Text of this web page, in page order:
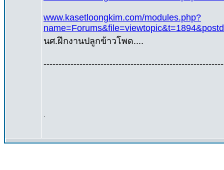
www.kasetloongkim.com/modules.php?
นศ.ฝึกงานปลูกข้าวโพด....